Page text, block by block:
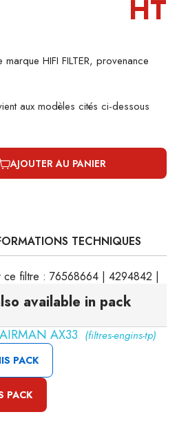
HT
HIFI FILTER, provenance
aux modèles cités ci-dessous
AJOUTER AU PANIER
TECHNIQUES
ce filtre : 76568664 | 4294842 |
available in pack
AX33 (filtres-engins-tp)
PACK
PACK